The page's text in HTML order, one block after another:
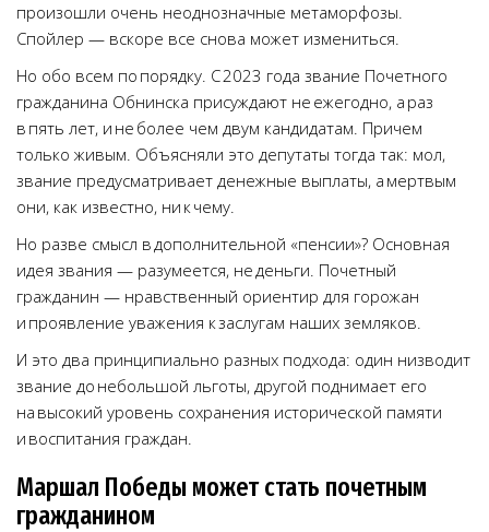
произошли очень неоднозначные метаморфозы.
Спойлер — вскоре все снова может измениться.
Но обо всем по порядку. С 2023 года звание Почетного
гражданина Обнинска присуждают не ежегодно, а раз
в пять лет, и не более чем двум кандидатам. Причем
только живым. Объясняли это депутаты тогда так: мол,
звание предусматривает денежные выплаты, а мертвым
они, как известно, ни к чему.
Но разве смысл в дополнительной «пенсии»? Основная
идея звания — разумеется, не деньги. Почетный
гражданин — нравственный ориентир для горожан
и проявление уважения к заслугам наших земляков.
И это два принципиально разных подхода: один низводит
звание до небольшой льготы, другой поднимает его
на высокий уровень сохранения исторической памяти
и воспитания граждан.
Маршал Победы может стать почетным
гражданином